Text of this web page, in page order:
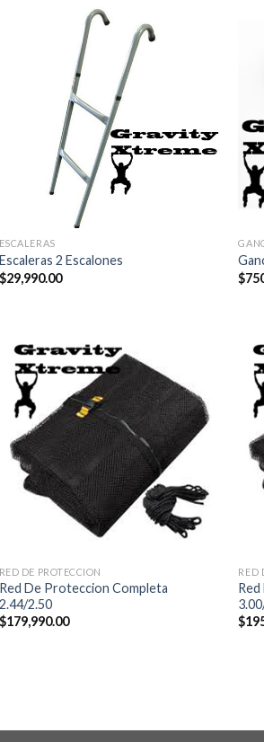
ESCALERAS
Escaleras 2 Escalones
$29,990.00
$
RED DE PROTECCION
Red De Proteccion Completa
2.44/2.50
$179,990.00
RED
$